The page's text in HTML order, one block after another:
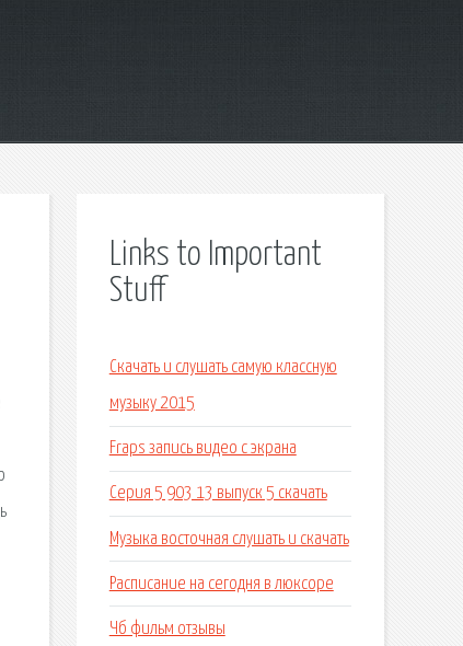
Links to Important
Stuff
Скачать и слушать самую классную
музыку 2015
Fraps запись видео с экрана
Серия 5 903 13 выпуск 5 скачать
Музыка восточная слушать и скачать
Расписание на сегодня в люксоре
Чб фильм отзывы